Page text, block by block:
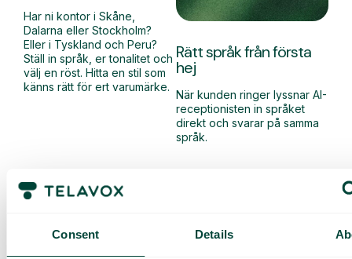
Consent Details
Har ni kontor i Skåne,
Dalarna eller Stockholm?
Eller i Tyskland och Peru?
Ställ in språk, er tonalitet och
välj en röst. Hitta en stil som
känns rätt för ert varumärke.
Rätt språk från första
hej
När kunden ringer lyssnar AI-
receptionisten in språket
direkt och svarar på samma
språk.